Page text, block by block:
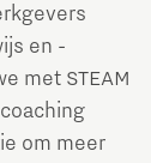
en -
met STEAM
om meer